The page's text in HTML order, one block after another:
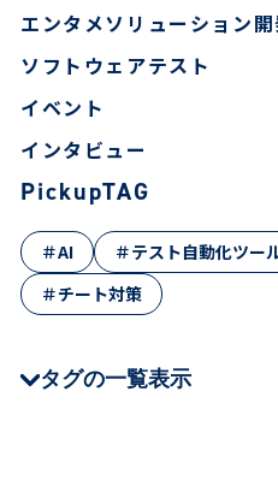
エンタメソリューション開
ソフトウェアテスト
イベント
インタビュー
PickupTAG
＃AI ＃テスト自動化ツー
＃チート対策
タグの一覧表示